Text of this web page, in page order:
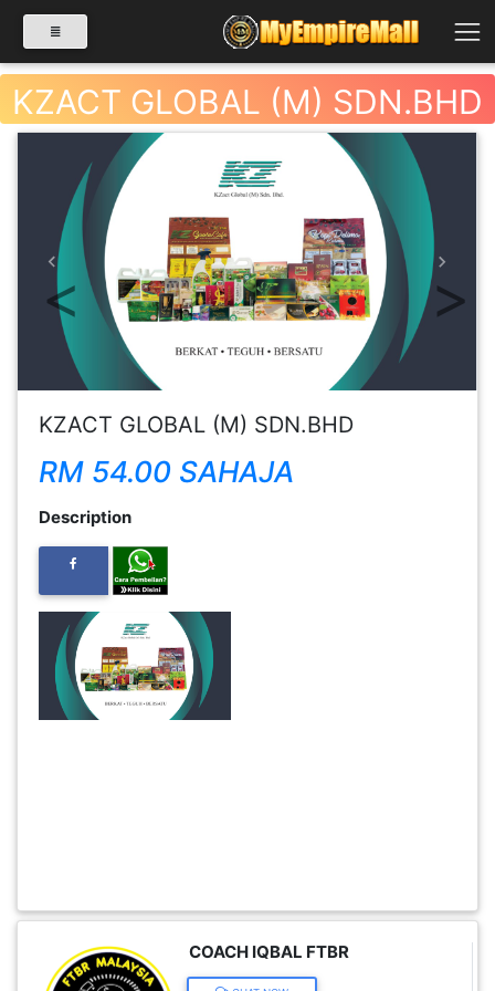
KZACT GLOBAL (M) SDN.BHD
Previous Next
KZACT GLOBAL (M) SDN.BHD
RM 54.00 SAHAJA
Description
COACH IQBAL FTBR
SELECT CATEGORY
PRODUK(0)
BABIES(0)
KESIHATAN(80)
PERNIAGAAN
RUNCIT(1)
WANITA(0)
KECANTIKAN(7)
FESYEN
DERMA